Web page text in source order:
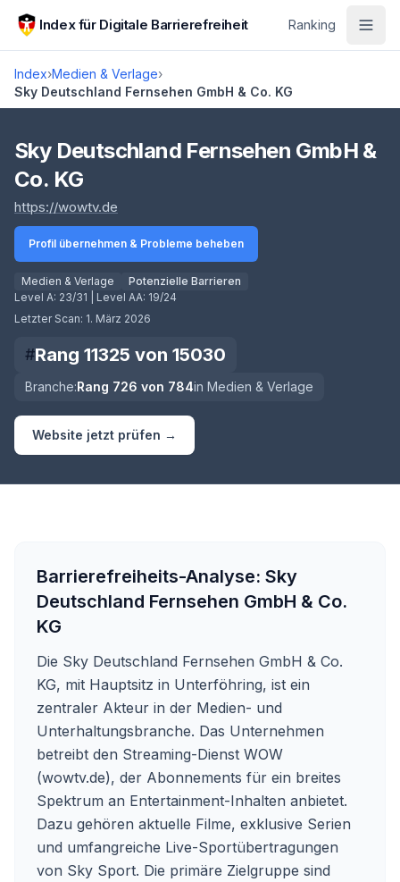
Zum Hauptinhalt springen
Index für Digitale Barrierefreiheit Ranking
Index›Medien & Verlage›
Sky Deutschland Fernsehen GmbH & Co. KG
Score lädt
Sky Deutschland Fernsehen GmbH &
Co. KG
https://wowtv.de
Profil übernehmen & Probleme beheben
Medien & Verlage
Potenzielle Barrieren
Level A: 23/31 | Level AA: 19/24
Letzter Scan: 1. März 2026
#Rang 11325 von 15030
Branche:Rang 726 von 784in Medien & Verlage
Website jetzt prüfen →
Barrierefreiheits-Analyse: Sky
Deutschland Fernsehen GmbH & Co.
KG
Die Sky Deutschland Fernsehen GmbH & Co.
KG, mit Hauptsitz in Unterföhring, ist ein
zentraler Akteur in der Medien- und
Unterhaltungsbranche. Das Unternehmen
betreibt den Streaming-Dienst WOW
(wowtv.de), der Abonnements für ein breites
Spektrum an Entertainment-Inhalten anbietet.
Dazu gehören aktuelle Filme, exklusive Serien
und umfangreiche Live-Sportübertragungen
von Sky Sport. Die primäre Zielgruppe sind